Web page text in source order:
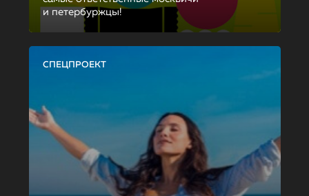
и петербуржцы!
СПЕЦПРОЕКТ